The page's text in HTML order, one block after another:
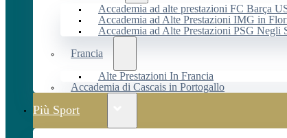
Accademia ad alte prestazioni FC Barça
Accademia ad Alte Prestazioni IMG in
Accademia ad Alte Prestazioni PSG Negli
Francia
Alte Prestazioni In Francia
Accademia di Cascais in Portogallo
Più Sport